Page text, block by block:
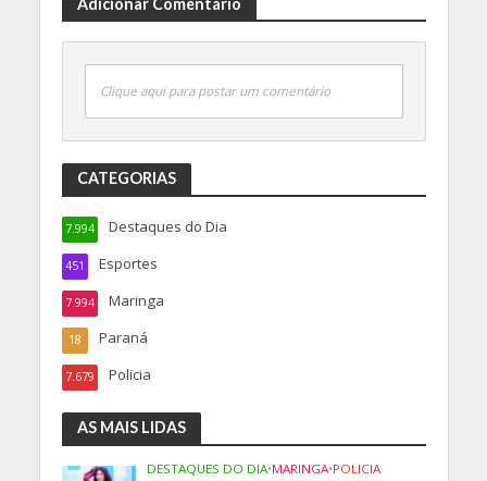
Clique aqui para postar um comentário
CATEGORIAS
Destaques do Dia
7.994
Esportes
451
Maringa
7.994
Paraná
18
Policia
7.679
AS MAIS LIDAS
DESTAQUES DO DIA•MARINGA•POLICIA